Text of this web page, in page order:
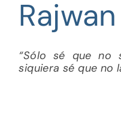
Rajwan
“Sólo sé que no
siquiera sé que no